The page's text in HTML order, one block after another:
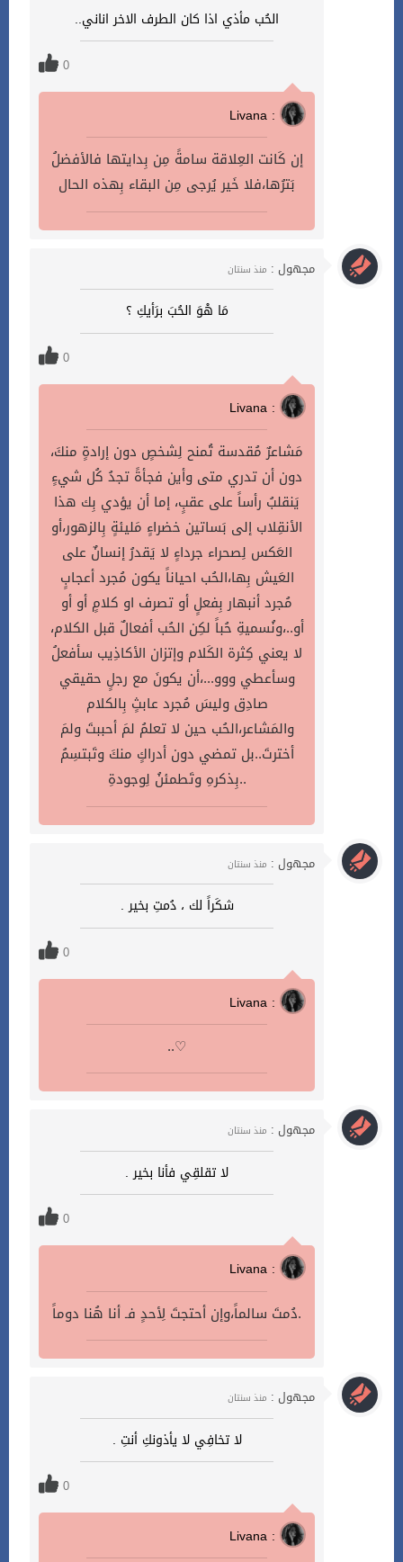
الحُب مأذي اذا كان الطرف الاخر اناني..
0
Livana :
إن كَانت العِلاقة سامةً مِن بِدايتها فالأفضلُ
بَترُها،فلا خَير يُرجى مِن البقاء بِهذه الحال
مجهول : منذ سنتان
مَا هْوَ الحُبَ برَأيكِ ؟
0
Livana :
مَشاعرٌ مُقدسة تُمنح لِشخصٍ دون إرادةٍ منكَ،
دون أن تدري متى وأين فجأةً تجدُ كُل شيءٍ
يَنقلبُ رأساً على عقبٍ، إما أن يؤدي بِك هذا
الأنقِلاب إلى بَساتين خضراءٍ مَليئةٍ بِالزهور،أو
العَكس لِصحراء جرداءٍ لا يَقدرُ إنسانٌ على
العَيش بِها،الحُب احياناً يكون مُجرد أعجابٍ
مُجرد أنبهار بِفعلٍ أو تصرف او كلامٍ أو أو
أو..،ونُسميةِ حُباً لكِن الحُب أفعالٌ قبل الكلام،
لا يعني كِثرة الكَلام وإتزان الأكاذِيب سأفعلُ
وسأعطي ووو...،أن يكونَ مع رجلٍ حقيقي
صادِق وليسَ مُجرد عابثٍ بِالكلام
والمَشاعر،الحُب حين لا تعلمُ لمَ أحببتَ ولمَ
أخترتَ..بل تمضي دون أدراكٍ منكَ وتَبتسِمُ
بِذكرهِ وتَطمئنُ لِوجودةِ..
مجهول : منذ سنتان
شكَراً لك ، دُمتِ بخير .
0
Livana :
..♡
مجهول : منذ سنتان
لا تقلقِي فأنا بخير .
0
Livana :
دُمتَ سالماً،وإن أحتجتَ لِأحدٍ فـ أنا هُنا دوماً.
مجهول : منذ سنتان
لا تخافِي لا يأذونكِ أنتِ .
0
Livana :